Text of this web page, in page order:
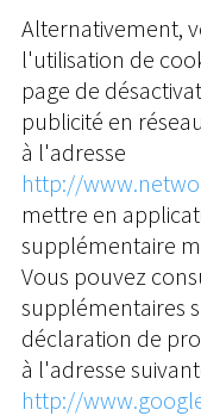
Alternativement,
l'utilisation de
page de
publicité en
à l'adresse
http://
mettre en
supplémentaire
Vous pouvez
supplémentaires
déclaration de
à l'adresse
http://